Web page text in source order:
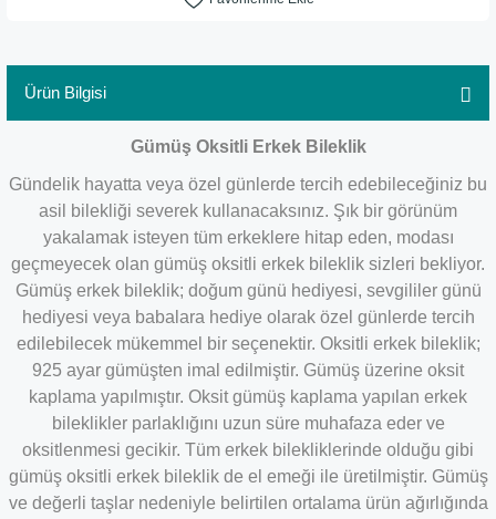
Ürün Bilgisi
Gümüş Oksitli Erkek Bileklik
Gündelik hayatta veya özel günlerde tercih edebileceğiniz bu
asil bilekliği severek kullanacaksınız. Şık bir görünüm
yakalamak isteyen tüm erkeklere hitap eden, modası
geçmeyecek olan gümüş oksitli erkek bileklik sizleri bekliyor.
Gümüş erkek bileklik; doğum günü hediyesi, sevgililer günü
hediyesi veya babalara hediye olarak özel günlerde tercih
edilebilecek mükemmel bir seçenektir. Oksitli erkek bileklik;
925 ayar gümüşten imal edilmiştir. Gümüş üzerine oksit
kaplama yapılmıştır. Oksit gümüş kaplama yapılan erkek
bileklikler parlaklığını uzun süre muhafaza eder ve
oksitlenmesi gecikir. Tüm erkek bilekliklerinde olduğu gibi
gümüş oksitli erkek bileklik de el emeği ile üretilmiştir. Gümüş
ve değerli taşlar nedeniyle belirtilen ortalama ürün ağırlığında